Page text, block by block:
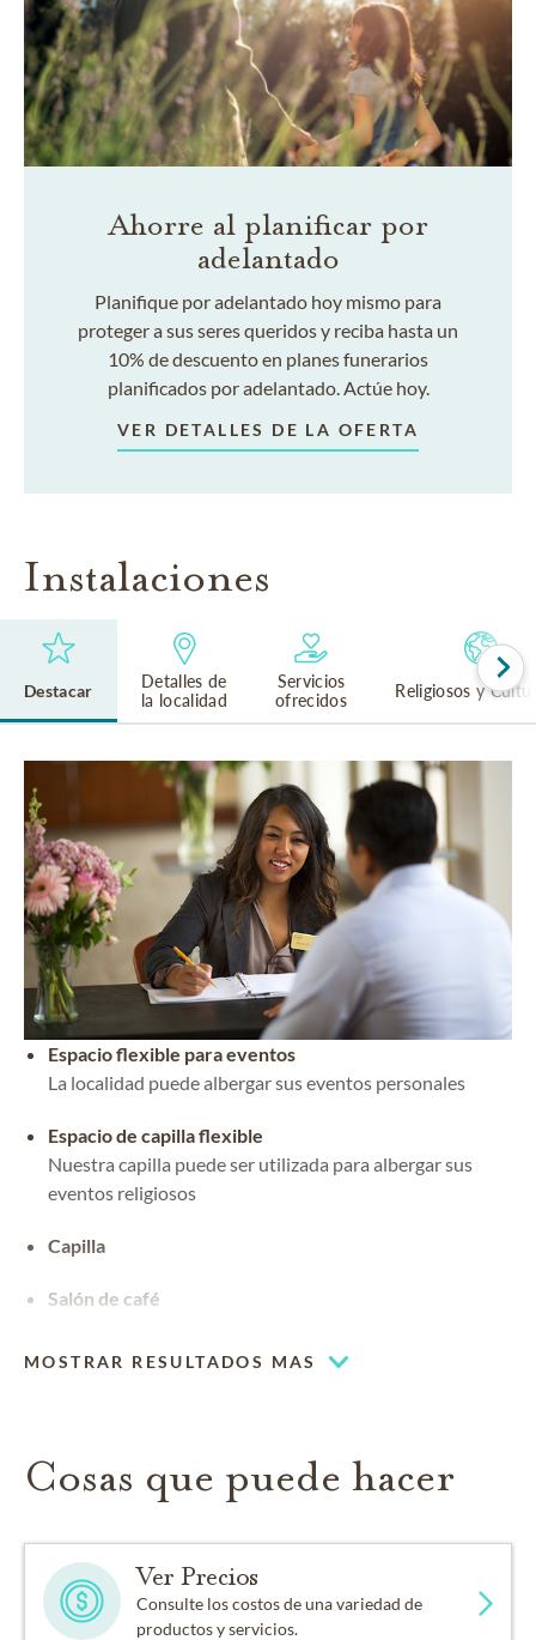
Ahorre al planificar por
adelantado
Planifique por adelantado hoy mismo para
proteger a sus seres queridos y reciba hasta un
10% de descuento en planes funerarios
planificados por adelantado. Actúe hoy.
VER DETALLES DE LA OFERTA
Instalaciones
Destacar
Detalles de
la localidad
Servicios
ofrecidos
Religiosos y
Espacio flexible para eventos
La localidad puede albergar sus eventos personales
Espacio de capilla flexible
Nuestra capilla puede ser utilizada para albergar sus
eventos religiosos
Capilla
Salón de café
MOSTRAR RESULTADOS MAS
Cosas que puede hacer
Ver Precios
Consulte los costos de una variedad de
productos y servicios.